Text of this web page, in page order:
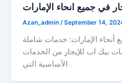
في جميع انحاء الإمارات
Azan_admin /September 14,
أنحاء الإمارات: خدمات شاملة
بيك اب للإيجار من الخدمات
الأساسية التي